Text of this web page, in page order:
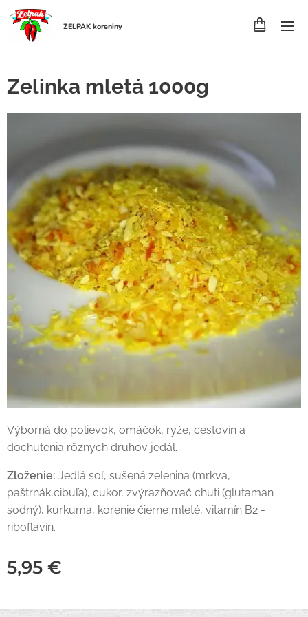
ZELPAK koreniny
Zelinka mletá 1000g
Výborná do polievok, omáčok, ryže, cestovín a
dochutenia rôznych druhov jedál.
Zloženie: Jedlá soľ, sušená zelenina (mrkva,
paštrnák,cibuľa), cukor, zvýrazňovač chuti (glutaman
sodný), kurkuma, korenie čierne mleté, vitamín B2 -
riboflavín.
5,95 €